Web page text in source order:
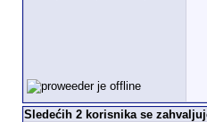
Sledećih 2 korisnika se